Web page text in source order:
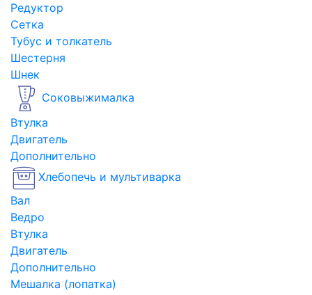
Редуктор
Сетка
Тубус и толкатель
Шестерня
Шнек
Соковыжималка
Втулка
Двигатель
Дополнительно
Хлебопечь и мультиварка
Вал
Ведро
Втулка
Двигатель
Дополнительно
Мешалка (лопатка)